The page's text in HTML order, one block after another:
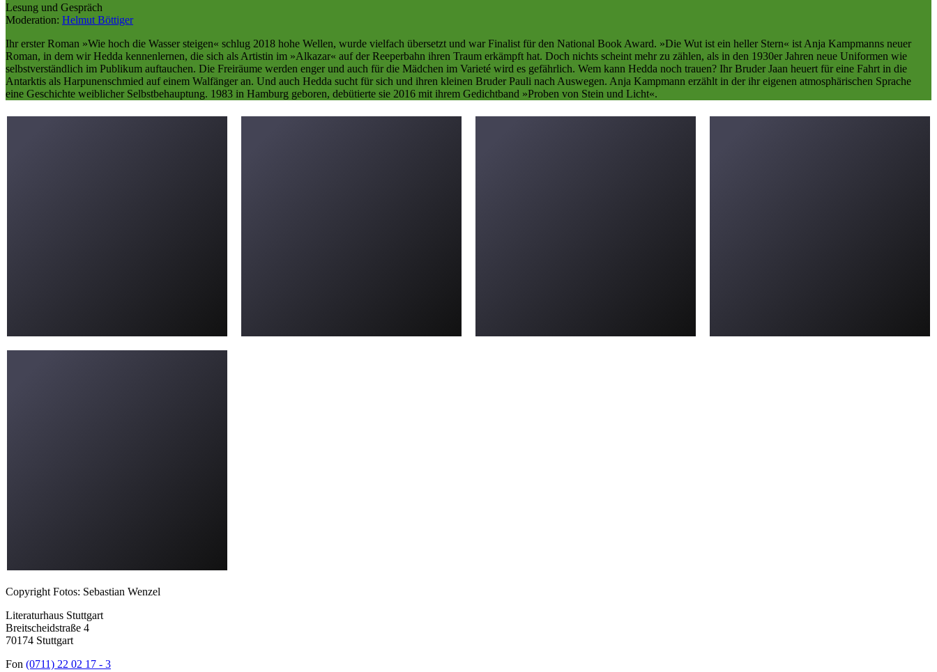
Lesung und Gespräch
Moderation: Helmut Böttiger
Ihr erster Roman »Wie hoch die Wasser steigen« schlug 2018 hohe Wellen, wurde vielfach übersetzt und war Finalist für den National Book Award. »Die Wut ist ein heller Stern« ist Anja Kampmanns neuer
Roman, in dem wir Hedda kennenlernen, die sich als Artistin im »Alkazar« auf der Reeperbahn ihren Traum erkämpft hat. Doch nichts scheint mehr zu zählen, als in den 1930er Jahren neue Uniformen wie
selbstverständlich im Publikum auftauchen. Die Freiräume werden enger und auch für die Mädchen im Varieté wird es gefährlich. Wem kann Hedda noch trauen? Ihr Bruder Jaan heuert für eine Fahrt in die
Antarktis als Harpunenschmied auf einem Walfänger an. Und auch Hedda sucht für sich und ihren kleinen Bruder Pauli nach Auswegen. Anja Kampmann erzählt in der ihr eigenen atmosphärischen Sprache
eine Geschichte weiblicher Selbstbehauptung. 1983 in Hamburg geboren, debütierte sie 2016 mit ihrem Gedichtband »Proben von Stein und Licht«.
Copyright Fotos: Sebastian Wenzel
Literaturhaus Stuttgart
Breitscheidstraße 4
70174 Stuttgart
Fon (0711) 22 02 17 - 3